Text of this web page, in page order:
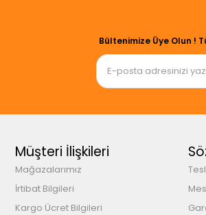
Bültenimize Üye Olun !
Müşteri İlişkileri
Mağazalarımız
İrtibat Bilgileri
Kargo Ücret Bilgileri